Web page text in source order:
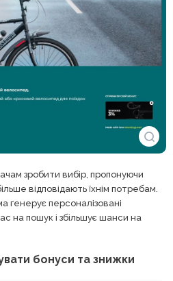
зробити вибір, пропонуючи
відповідають їхнім потребам.
генерує персоналізовані
на пошук і збільшує шанси на
бонуси та знижки